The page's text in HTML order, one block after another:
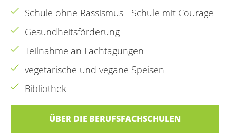
Schule ohne Rassismus - Schule mit Courage
Gesundheitsförderung
Teilnahme an Fachtagungen
vegetarische und vegane Speisen
Bibliothek
ÜBER DIE BERUFSFACHSCHULEN